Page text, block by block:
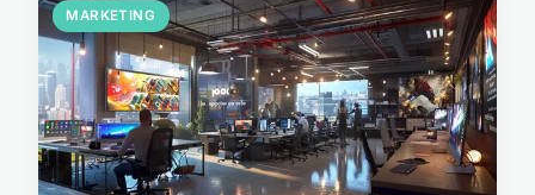
MARKETING